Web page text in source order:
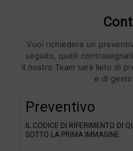
Vuoi richiedere un
seguito, quelli
Il nostro Team sarà lieto di
e di
Preventivo
IL CODICE DI RIFERIMENTO DI
SOTTO LA PRIMA IMMAGINE.